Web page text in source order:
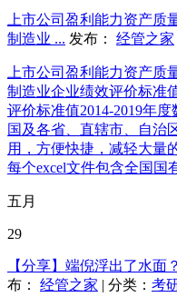
上市公司盈利能力资产
制造业 ... 发布： 经管之家
上市公司盈利能力资产
制造业企业绩效评价标准
评价标准值2014-2019年
国及各省、直辖市、自治
用，方便快捷，减轻大量
每个excel文件包含全国国
五月
29
【分享】端倪浮出了水面
布： 经管之家 | 分类： 考